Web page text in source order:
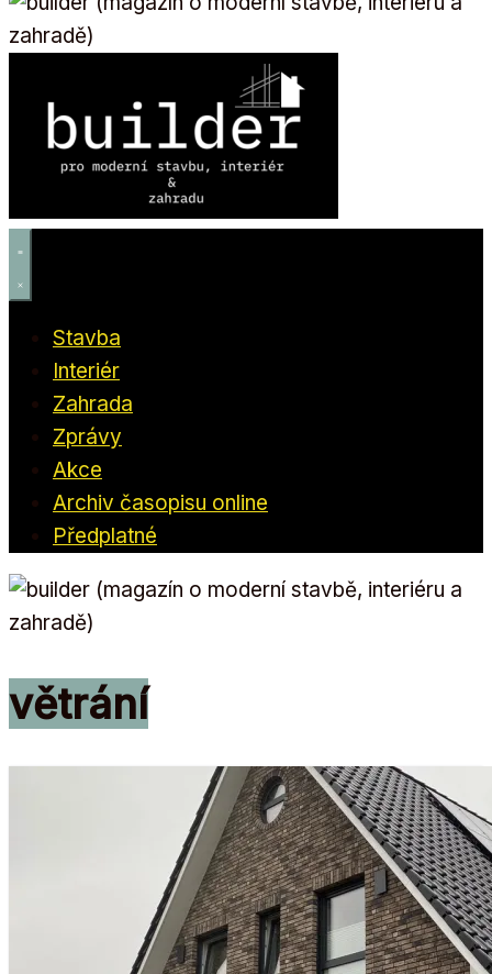
Stavba
Interiér
Zahrada
Zprávy
Akce
Archiv časopisu online
Předplatné
větrání